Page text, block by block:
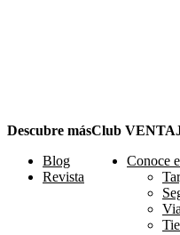
Descubre más
Blog
Revista
Club
Conoce